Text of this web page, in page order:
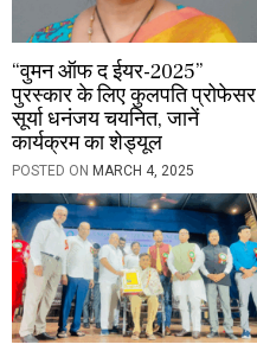
“वुमन ऑफ द ईयर-2025”
पुरस्कार के लिए कुलपति प्रोफेसर
सूर्या धनंजय चयनित, जानें
कार्यक्रम का शेड्यूल
POSTED ON MARCH 4, 2025